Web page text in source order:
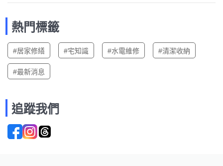
熱門標籤
#居家修繕 #宅知識 #水電維修 #清潔收納
#最新消息
追蹤我們